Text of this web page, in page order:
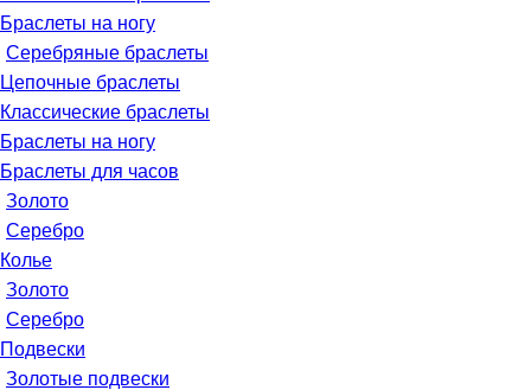
Браслеты на ногу
Серебряные браслеты
Цепочные браслеты
Классические браслеты
Браслеты на ногу
Браслеты для часов
Золото
Серебро
Колье
Золото
Серебро
Подвески
Золотые подвески